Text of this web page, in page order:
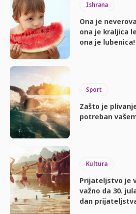
Ishrana
Ona je
ona je kraljica
ona je lubenica!
Sport
Zašto je
potreban
Kultura
Prijateljstvo je
važno da 30.
dan